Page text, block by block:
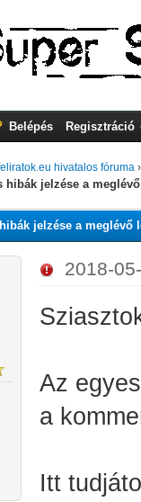
Belépés Regisztráció
hivatalos fóruma ›
hibák jelzése a
jelzése a meglévő
2018-
Az
a
Itt